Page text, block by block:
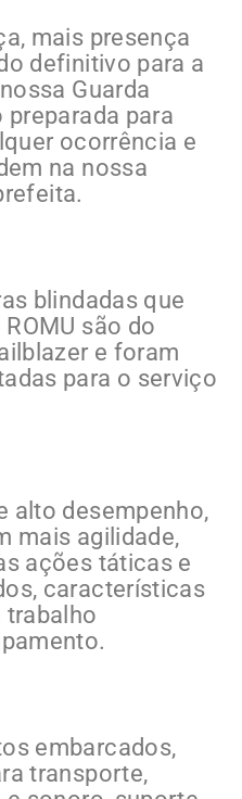
mais presença
definitivo para a
Guarda
para
ocorrência e
na nossa
blindadas que
são do
e foram
para o serviço
alto desempenho,
mais agilidade,
ações táticas e
características
trabalho
embarcados,
transporte,